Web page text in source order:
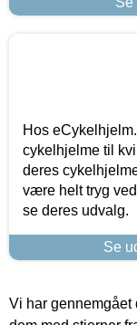
Hos
cykelhjelme til
deres
være helt tryg
se deres udvalg.
Se
Vi har